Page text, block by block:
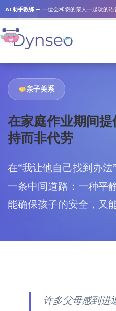
AI 助手教练 — 一位会和您的亲人一起玩的语
亲子关系
在家庭作业期间
持而非代劳
在“我让他自己找到办
一条中间道路：一种平
能确保孩子的安全，又
许多父母感到进